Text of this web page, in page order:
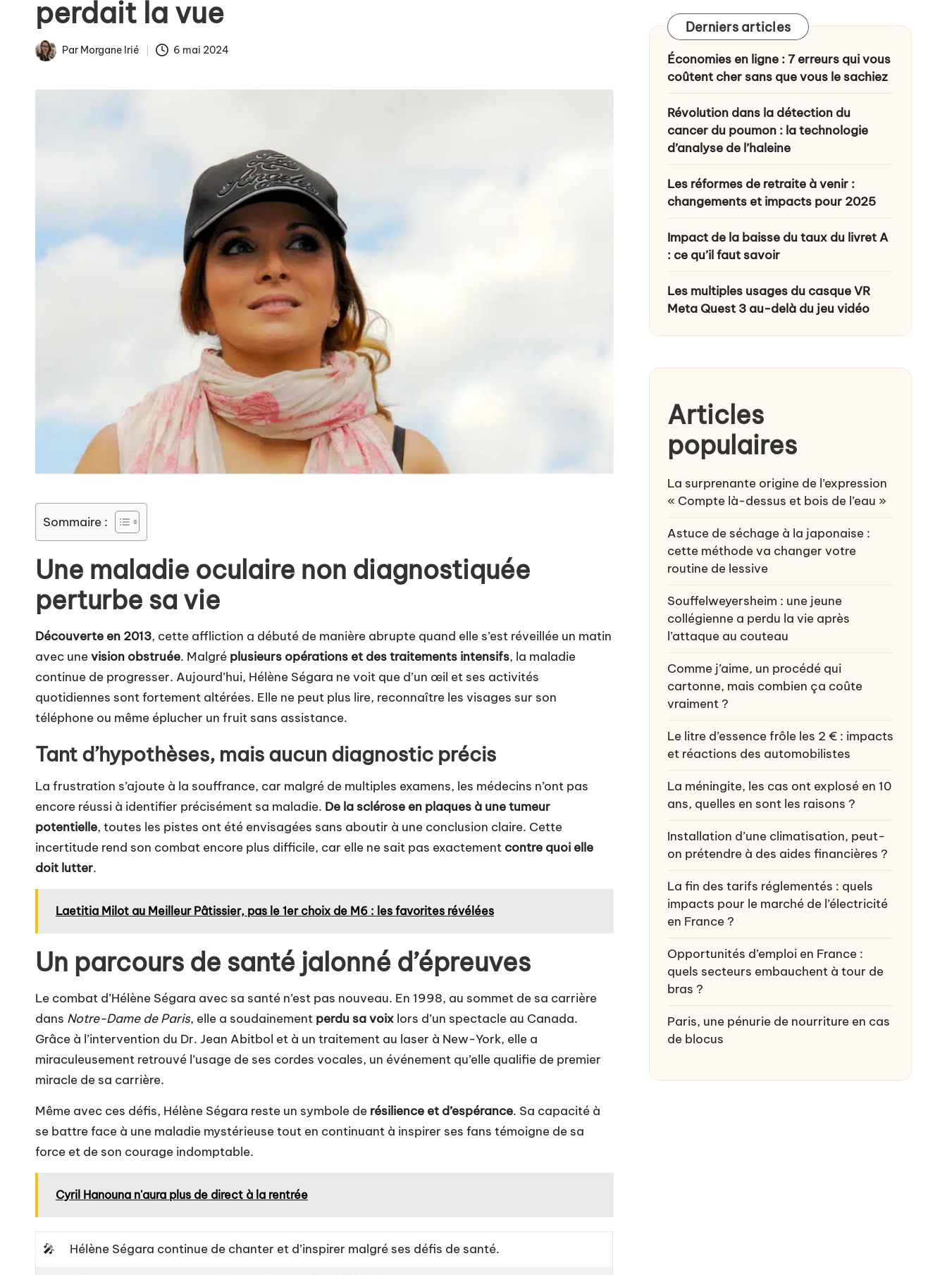
La fin des tarifs réglementés : quels impacts pour le marché de l’électricité en France ?
Comment éviter les pièges du Black Friday et réussir vos achats
La gestion numérique de la santé : un tournant vers une meilleure accessibilité
perdait la vue
Publié
Par Morgane Irié 6 mai 2024
Sommaire :
Une maladie oculaire non diagnostiquée
perturbe sa vie
Découverte en 2013, cette affliction a débuté de manière abrupte quand elle s’est réveillée un matin
avec unevision obstruée. Malgré plusieurs opérations et des traitements intensifs, la maladie
continue de progresser. Aujourd’hui, Hélène Ségara ne voit que d’un œil et ses activités
quotidiennes sont fortement altérées. Elle ne peut plus lire, reconnaître les visages sur son
téléphone ou même éplucher un fruit sans assistance.
Tant d’hypothèses, mais aucun diagnostic précis
La frustration s’ajoute à la souffrance, car malgré de multiples examens, les médecins n’ont pas
encore réussi à identifier précisément sa maladie. De la sclérose en plaques à une tumeur
potentielle, toutes les pistes ont été envisagées sans aboutir à une conclusion claire. Cette
incertitude rend son combat encore plus difficile, car elle ne sait pas exactement contre quoi elle
doit lutter.
Laetitia Milot au Meilleur Pâtissier, pas le 1er choix de M6 : les favorites révélées
Un parcours de santé jalonné d’épreuves
Le combat d’Hélène Ségara avec sa santé n’est pas nouveau. En 1998, au sommet de sa carrière
dans Notre-Dame de Paris, elle a soudainement perdu sa voix lors d’un spectacle au Canada.
Grâce à l’intervention du Dr. Jean Abitbol et à un traitement au laser à New-York, elle a
miraculeusement retrouvé l’usage de ses cordes vocales, un événement qu’elle qualifie de premier
miracle de sa carrière.
Même avec ces défis, Hélène Ségara reste un symbole de résilience et d’espérance. Sa capacité à
se battre face à une maladie mystérieuse tout en continuant à inspirer ses fans témoigne de sa
force et de son courage indomptable.
Cyril Hanouna n'aura plus de direct à la rentrée
🎤 Hélène Ségara continue de chanter et d’inspirer malgré ses défis de santé.
Derniers articles
Économies en ligne : 7 erreurs qui vous
coûtent cher sans que vous le sachiez
Révolution dans la détection du
cancer du poumon : la technologie
d’analyse de l’haleine
Les réformes de retraite à venir :
changements et impacts pour 2025
Impact de la baisse du taux du livret A
: ce qu’il faut savoir
Les multiples usages du casque VR
Meta Quest 3 au-delà du jeu vidéo
Articles
populaires
La surprenante origine de l’expression
« Compte là-dessus et bois de l’eau »
Astuce de séchage à la japonaise :
cette méthode va changer votre
routine de lessive
Souffelweyersheim : une jeune
collégienne a perdu la vie après
l’attaque au couteau
Comme j’aime, un procédé qui
cartonne, mais combien ça coûte
vraiment ?
Le litre d’essence frôle les 2 € : impacts
et réactions des automobilistes
La méningite, les cas ont explosé en 10
ans, quelles en sont les raisons ?
Installation d’une climatisation, peut-
on prétendre à des aides financières ?
La fin des tarifs réglementés : quels
impacts pour le marché de l’électricité
en France ?
Opportunités d’emploi en France :
quels secteurs embauchent à tour de
bras ?
Paris, une pénurie de nourriture en cas
de blocus